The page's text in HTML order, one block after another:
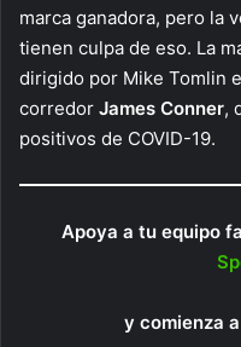
marca ganadora, pero la
tienen culpa de eso. La
dirigido por Mike Tomlin
corredor James Conner,
positivos de COVID-19.
Apoya a tu equipo
y comienza